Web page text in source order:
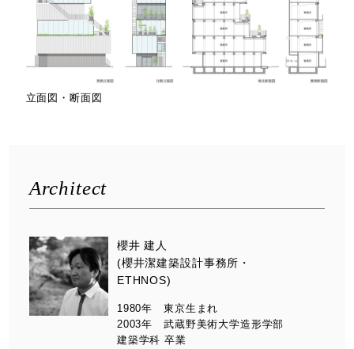
立面図・断面図
Architect
櫻井 建人
(櫻井潔建築設計事務所・
ETHNOS)
1980年 東京生まれ
2003年 武蔵野美術大学造形学部
建築学科 卒業